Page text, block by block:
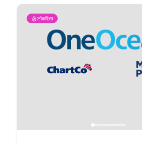
लोकप्रिय